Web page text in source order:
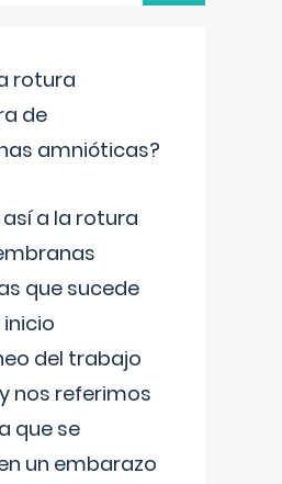
rotura
de
amnióticas?
así a la rotura
que sucede
del trabajo
nos referimos
que se
un embarazo